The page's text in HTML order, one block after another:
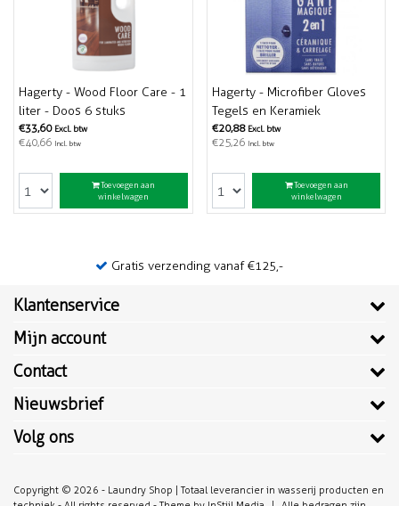
Hagerty - Wood Floor Care - 1
liter - Doos 6 stuks
€33,60 Excl. btw
€40,66 Incl. btw
Toevoegen aan
winkelwagen
Hagerty - Microfiber Gloves
Tegels en Keramiek
€20,88 Excl. btw
€25,26 Incl. btw
Toevoegen aan
winkelwagen
Gratis verzending vanaf €125,-
Klantenservice
Mijn account
Contact
Nieuwsbrief
Volg ons
Copyright © 2026 - Laundry Shop | Totaal leverancier in wasserij producten en